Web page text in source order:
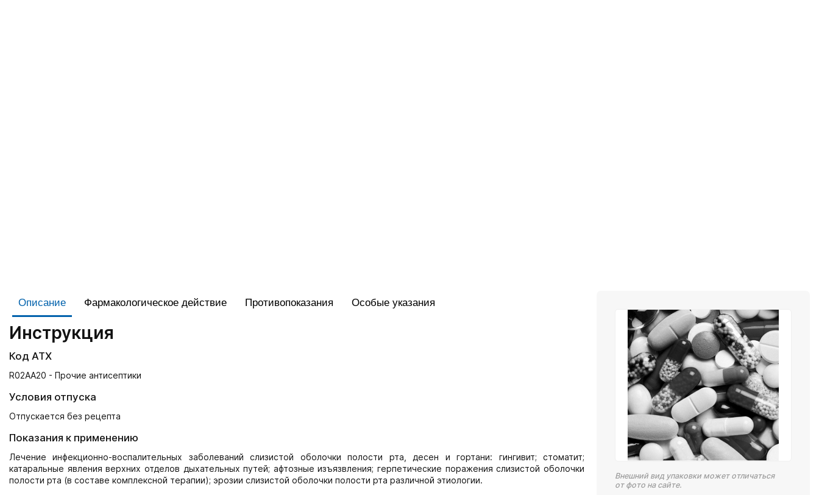
Описание Фармакологическое действие Противопоказания Особые указания
Инструкция
Код АТХ
R02AA20 - Прочие антисептики
Условия отпуска
Отпускается без рецепта
Показания к применению
Лечение инфекционно-воспалительных заболеваний слизистой оболочки полости рта, десен и гортани: гингивит; стоматит;
катаральные явления верхних отделов дыхательных путей; афтозные изъязвления; герпетические поражения слизистой оболочки
полости рта (в составе комплексной терапии); эрозии слизистой оболочки полости рта различной этиологии.
Внешний вид упаковки может отличаться
от фото на сайте.